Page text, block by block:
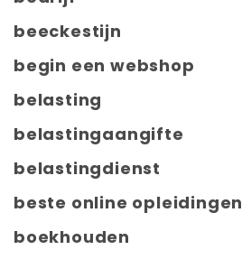
beeckestijn
begin een webshop
belasting
belastingaangifte
belastingdienst
beste online opleidingen
boekhouden